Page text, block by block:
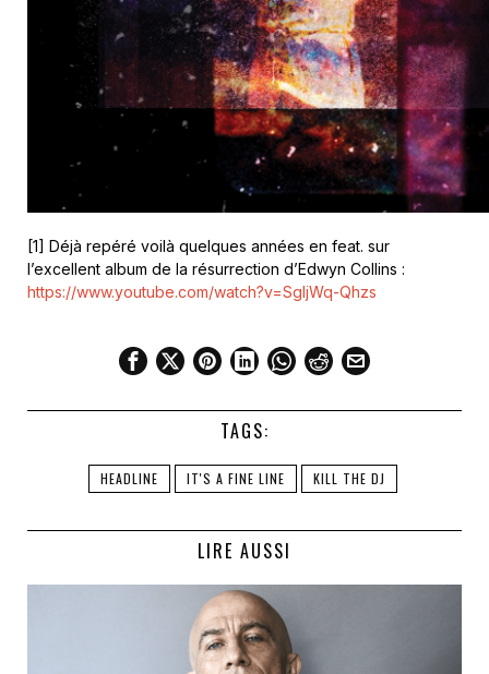
[1] Déjà repéré voilà quelques années en feat. sur
l’excellent album de la résurrection d’Edwyn Collins :
https://www.youtube.com/watch?v=SgIjWq-Qhzs
TAGS:
HEADLINE IT'S A FINE LINE KILL THE DJ
LIRE AUSSI